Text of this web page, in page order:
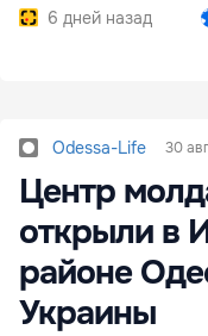
6 дней назад
Odessa-Life 30
Центр
открыли в
районе
Украины